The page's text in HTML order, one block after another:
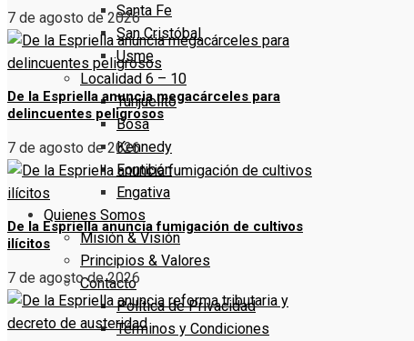
Santa Fe
San Cristóbal
Usme
Localidad 6 – 10
Tunjuelito
Bosa
Kennedy
Fontibón
Engativa
Quienes Somos
Misión & Visión
Principios & Valores
Contacto
Política de Privacidad
Términos y Condiciones
7 de agosto de 2026
De la Espriella anuncia megacárceles para
delincuentes peligrosos
7 de agosto de 2026
De la Espriella anuncia fumigación de cultivos
ilícitos
7 de agosto de 2026